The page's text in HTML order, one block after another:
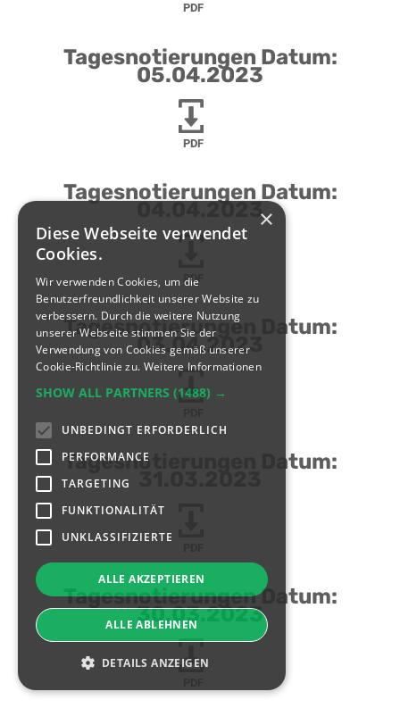
PDF
Tagesnotierungen Datum:
05.04.2023
PDF
Tagesnotierungen Datum:
04.04.2023
PDF
Tagesnotierungen Datum:
03.04.2023
Tagesnotierungen Datum:
Tagesnotierungen Datum:
30.03.2023
×
Diese Webseite verwendet
Cookies.
Wir verwenden Cookies, um die
Benutzerfreundlichkeit unserer Website zu
verbessern. Durch die weitere Nutzung
unserer Webseite stimmen Sie der
Verwendung von Cookies gemäß unserer
Cookie-Richtlinie zu. Weitere Informationen
SHOW ALL PARTNERS (1488) →
UNBEDINGT ERFORDERLICH
PERFORMANCE
TARGETING
FUNKTIONALITÄT
UNKLASSIFIZIERTE
ALLE AKZEPTIEREN
ALLE ABLEHNEN
DETAILS ANZEIGEN